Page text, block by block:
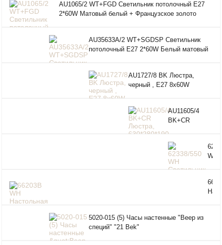
AU1065/2 WT+FGD Светильник потолочный E27
2*60W Матовый белый + Французское золото
AU35633A/2 WT+SGDSP Светильник
потолочный E27 2*60W Белый матовый
AU1727/8 BK Люстра,
черный , Е27 8х60W
AU11605/4
BK+CR
черный+хром,
Е27 4х60W
WH
5020-015 (5) Часы настенные "Веер из
специй" "21 Bek"